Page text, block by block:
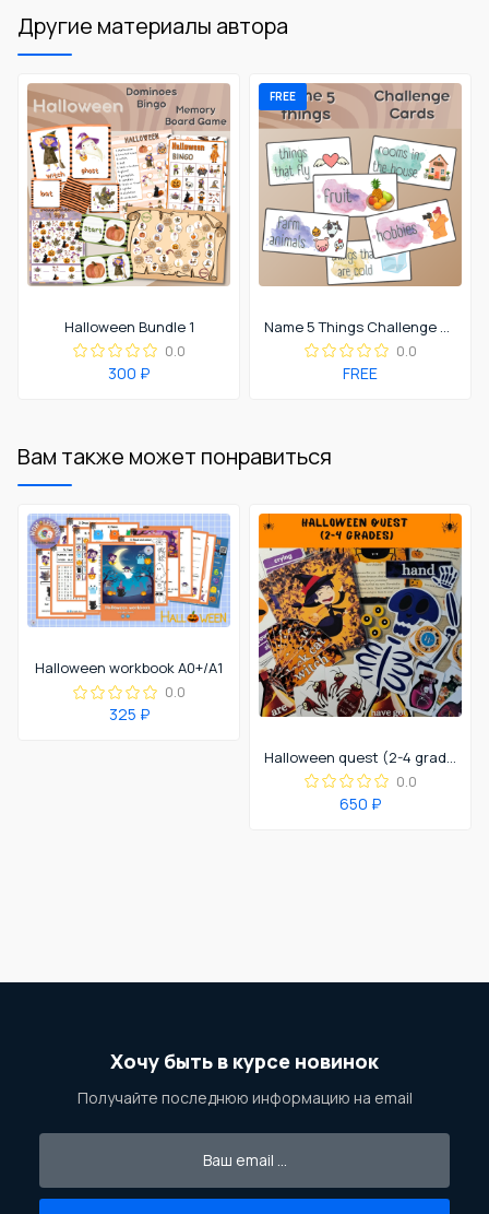
Другие материалы автора
Halloween Bundle 1
0.0
300 ₽
FREE
Name 5 Things Challenge Cards
0.0
FREE
Вам также может понравиться
Halloween workbook A0+/A1
0.0
325 ₽
Halloween quest (2-4 grades)
0.0
650 ₽
Хочу быть в курсе новинок
Получайте последнюю информацию на email